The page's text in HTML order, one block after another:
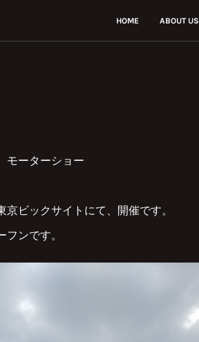
HOME ABOUT US
ーターショー
ビックサイトにて、開催です。
ンです。